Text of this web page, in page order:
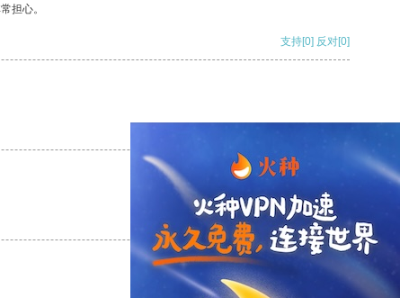
担心。
支持[0] 反对[0]
支持 [0] 反对 [0]